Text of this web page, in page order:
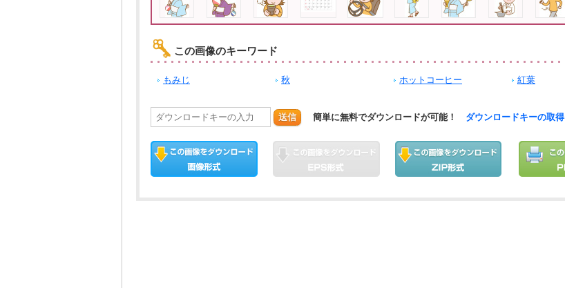
この画像のキーワード
もみじ 秋 ホットコーヒー 紅葉
送信 簡単に無料でダウンロードが可能！ ダウンロードキーの取得